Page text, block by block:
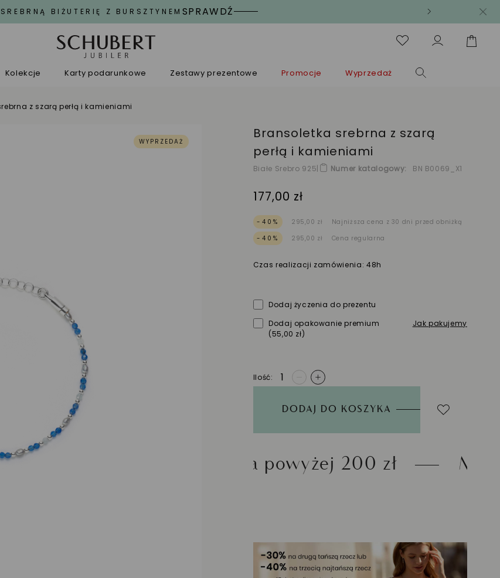
BIŻUTERIĘ Z BURSZTYNEM SPRAWDŹ
Kolekcje Karty podarunkowe Zestawy prezentowe Promocje Wyprzedaż
z szarą perłą i kamieniami
WYPRZEDAŻ
Bransoletka srebrna z szarą
perłą i kamieniami
Białe Srebro 925| Numer katalogowy BN B0069_X1
177,00 zł
-40% 295,00 zł
Najniższa cena z 30 dni przed obniżką
-40%
295,00 zł Cena regularna
Czas realizacji zamówienia: 48h
Dodaj życzenia do prezentu
Dodaj opakowanie premium
(55,00 zł)
Jak pakujemy
Ilość +
DODAJ DO KOSZYKA
dostawa powyżej 200 zł Możliwość